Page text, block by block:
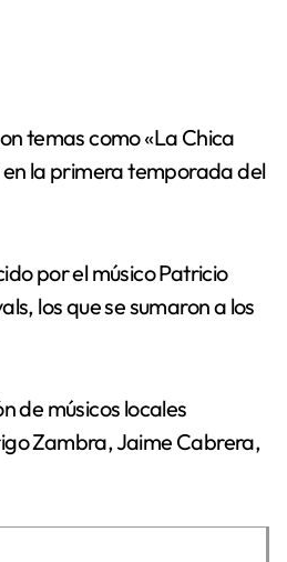
temas como «La Chica
en la primera temporada del
por el músico Patricio
los que se sumaron a los
de músicos locales
Zambra, Jaime Cabrera,